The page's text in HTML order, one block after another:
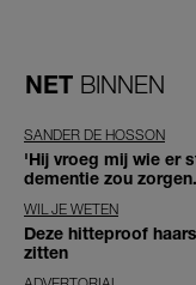
NET BINNEN
SANDER DE HOSSON
'Hij vroeg mij wie er
dementie zou
WIL JE WETEN
Deze hitteproof
zitten